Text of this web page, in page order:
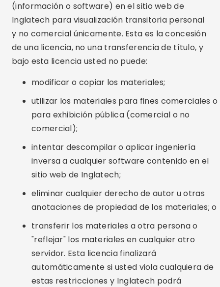
(información o software) en el sitio web de
Inglatech para visualización transitoria personal
y no comercial únicamente. Esta es la concesión
de una licencia, no una transferencia de título, y
bajo esta licencia usted no puede:
modificar o copiar los materiales;
utilizar los materiales para fines comerciales o
para exhibición pública (comercial o no
comercial);
intentar descompilar o aplicar ingeniería
inversa a cualquier software contenido en el
sitio web de Inglatech;
eliminar cualquier derecho de autor u otras
anotaciones de propiedad de los materiales; o
transferir los materiales a otra persona o
"reflejar" los materiales en cualquier otro
servidor. Esta licencia finalizará
automáticamente si usted viola cualquiera de
estas restricciones y Inglatech podrá